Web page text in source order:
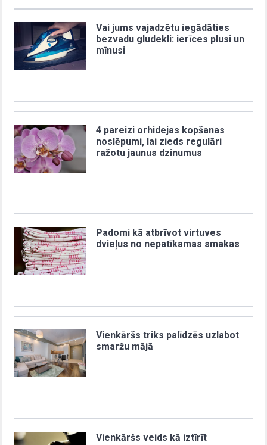
Vai jums vajadzētu iegādāties
bezvadu gludekli: ierīces plusi un
mīnusi
4 pareizi orhidejas kopšanas
noslēpumi, lai zieds regulāri
ražotu jaunus dzinumus
Padomi kā atbrīvot virtuves
dvieļus no nepatīkamas smakas
Vienkāršs triks palīdzēs uzlabot
smaržu mājā
Vienkāršs veids kā iztīrīt